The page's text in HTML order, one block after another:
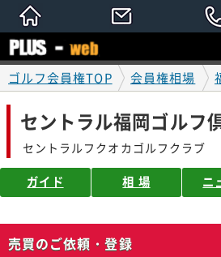
ゴルフ会員権TOP 会員権相場
セントラル福岡ゴルフ
セントラルフクオカゴルフクラブ
ガイド 相 場 ニ
売買のご依頼・登録